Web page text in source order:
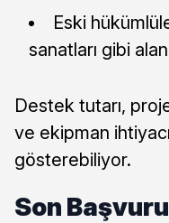
Eski
sanatları gibi
Destek tutarı,
ve ekipman
gösterebiliyor.
Son